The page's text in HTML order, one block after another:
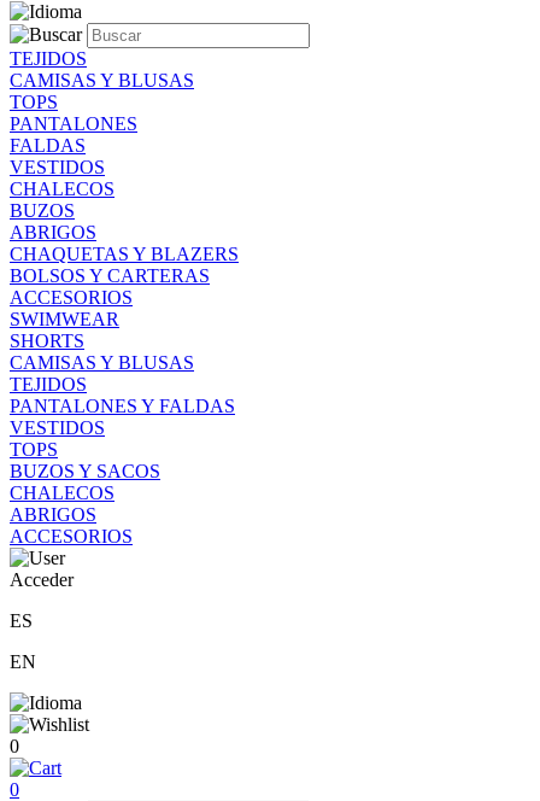
TEJIDOS
CAMISAS Y BLUSAS
TOPS
PANTALONES
FALDAS
VESTIDOS
CHALECOS
BUZOS
ABRIGOS
CHAQUETAS Y BLAZERS
BOLSOS Y CARTERAS
ACCESORIOS
SWIMWEAR
SHORTS
CAMISAS Y BLUSAS
TEJIDOS
PANTALONES Y FALDAS
VESTIDOS
TOPS
BUZOS Y SACOS
CHALECOS
ABRIGOS
ACCESORIOS
Acceder
ES
EN
0
0